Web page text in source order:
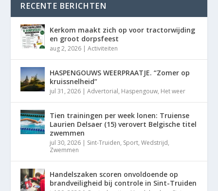
RECENTE BERICHTEN
Kerkom maakt zich op voor tractorwijding
en groot dorpsfeest
aug 2, 2026 |Activiteiten
HASPENGOUWS WEERPRAATJE. “Zomer op
kruissnelheid”
jul 31, 2026 |Advertorial, Haspengouw, Het weer
Tien trainingen per week lonen: Truiense
Laurien Delsaer (15) verovert Belgische titel
zwemmen
jul 30, 2026 | Sint-Truiden, Sport,Wedstrijd,
Zwemmen
Handelszaken scoren onvoldoende op
brandveiligheid bij controle in Sint-Truiden